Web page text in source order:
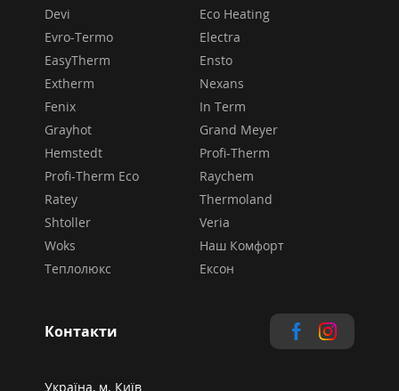
Devi
Eco Heating
Evro-Termo
Electra
EasyTherm
Ensto
Extherm
Nexans
Fenix
In Term
Grayhot
Grand Meyer
Hemstedt
Profi-Therm
Profi-Therm Eco
Raychem
Ratey
Thermoland
Shtoller
Veria
Woks
Наш Комфорт
Теплолюкс
Ексон
Контакти
Україна, м. Київ